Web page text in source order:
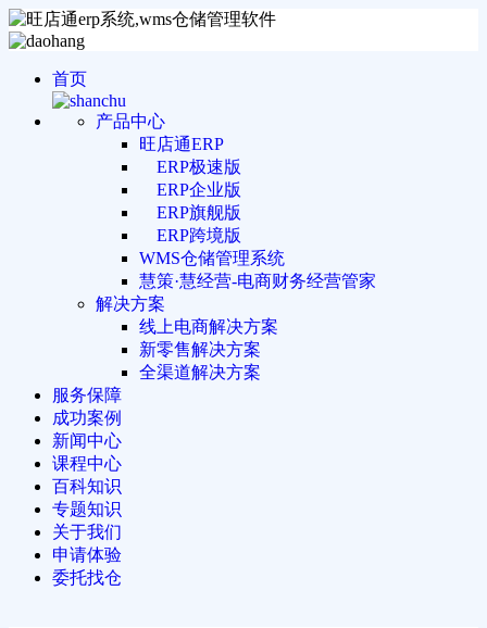
首页
产品中心
旺店通ERP
ERP极速版
ERP企业版
ERP旗舰版
ERP跨境版
WMS仓储管理系统
慧策·慧经营-电商财务经营管家
解决方案
线上电商解决方案
新零售解决方案
全渠道解决方案
服务保障
成功案例
新闻中心
课程中心
百科知识
专题知识
关于我们
申请体验
委托找仓